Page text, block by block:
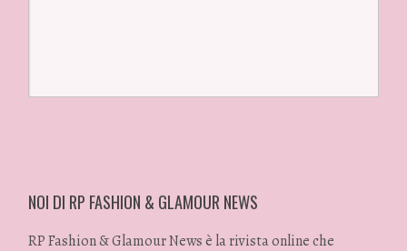
NOI DI RP FASHION & GLAMOUR NEWS
RP Fashion & Glamour News è la rivista online che